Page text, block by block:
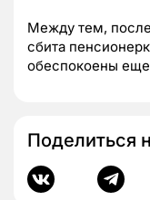
Между тем,
сбита
обеспокоены
Поделиться